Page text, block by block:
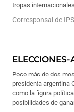
tropas
Corresponsal de IPS
Poco más de dos
presidenta argentina
como la figura
posibilidades de